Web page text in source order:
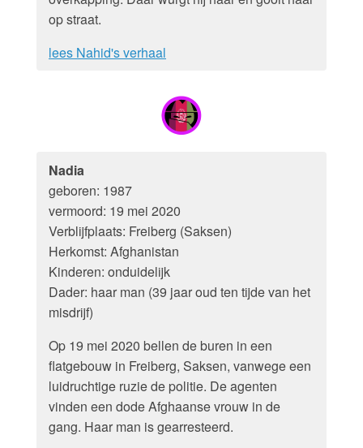
op straat.
lees Nahid's verhaal
Nadia
geboren: 1987
vermoord: 19 mei 2020
Verblijfplaats: Freiberg (Saksen)
Herkomst: Afghanistan
Kinderen: onduidelijk
Dader: haar man (39 jaar oud ten tijde van het
misdrijf)
Op 19 mei 2020 bellen de buren in een
flatgebouw in Freiberg, Saksen, vanwege een
luidruchtige ruzie de politie. De agenten
vinden een dode Afghaanse vrouw in de
gang. Haar man is gearresteerd.